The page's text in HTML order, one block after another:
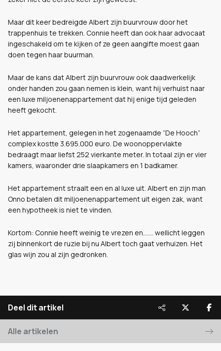
Maar dit keer bedreigde Albert zijn buurvrouw door het
trappenhuis te trekken. Connie heeft dan ook haar advocaat
ingeschakeld om te kijken of ze geen aangifte moest gaan
doen tegen haar buurman.
Maar de kans dat Albert zijn buurvrouw ook daadwerkelijk
onder handen zou gaan nemen is klein, want hij verhuist naar
een luxe miljoenenappartement dat hij enige tijd geleden
heeft gekocht.
Het appartement, gelegen in het zogenaamde “De Hooch”
complex kostte 3.695.000 euro. De woonoppervlakte
bedraagt maar liefst 252 vierkante meter. In totaal zijn er vier
kamers, waaronder drie slaapkamers en 1 badkamer.
Het appartement straalt een en al luxe uit. Albert en zijn man
Onno betalen dit miljoenenappartement uit eigen zak, want
een hypotheek is niet te vinden.
Kortom: Connie heeft weinig te vrezen en....... wellicht leggen
zij binnenkort de ruzie bij nu Albert toch gaat verhuizen. Het
glas wijn zou al zijn gedronken.
Deel dit artikel
Alle artikelen